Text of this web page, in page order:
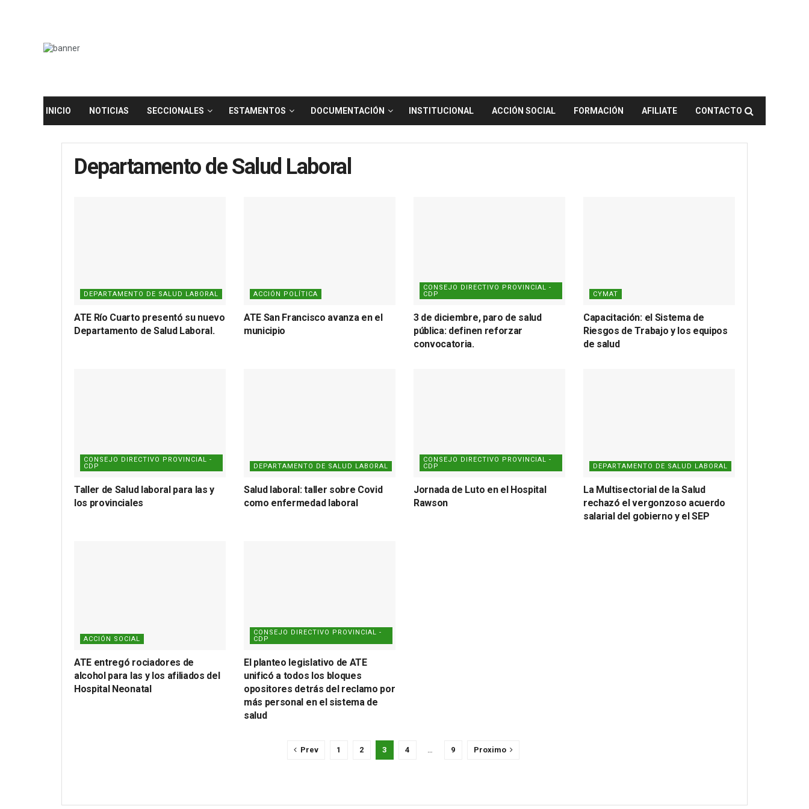
INICIO NOTICIAS SECCIONALES ESTAMENTOS DOCUMENTACIÓN INSTITUCIONAL ACCIÓN SOCIAL FORMACIÓN AFILIATE CONTACTO
Departamento de Salud Laboral
DEPARTAMENTO DE SALUD LABORAL
ATE Río Cuarto presentó su nuevo
Departamento de Salud Laboral.
ACCIÓN POLÍTICA
ATE San Francisco avanza en el
municipio
CONSEJO DIRECTIVO PROVINCIAL -
CDP
3 de diciembre, paro de salud
pública: definen reforzar
convocatoria.
CYMAT
Capacitación: el Sistema de
Riesgos de Trabajo y los equipos
de salud
CONSEJO DIRECTIVO PROVINCIAL -
CDP
Taller de Salud laboral para las y
los provinciales
DEPARTAMENTO DE SALUD LABORAL
Salud laboral: taller sobre Covid
como enfermedad laboral
CONSEJO DIRECTIVO PROVINCIAL -
CDP
Jornada de Luto en el Hospital
Rawson
DEPARTAMENTO DE SALUD LABORAL
La Multisectorial de la Salud
rechazó el vergonzoso acuerdo
salarial del gobierno y el SEP
ACCIÓN SOCIAL
ATE entregó rociadores de
alcohol para las y los afiliados del
Hospital Neonatal
CONSEJO DIRECTIVO PROVINCIAL -
CDP
El planteo legislativo de ATE
unificó a todos los bloques
opositores detrás del reclamo por
más personal en el sistema de
salud
Prev 1 2 3 4 9 Proximo